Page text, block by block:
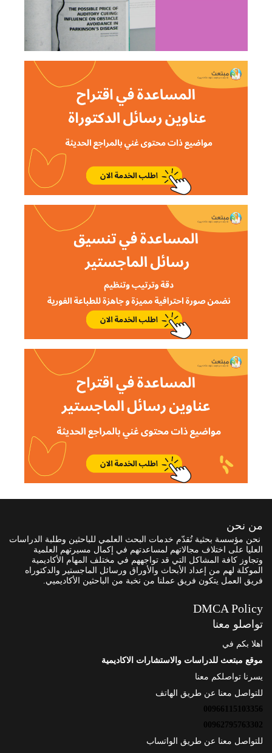
من نحن
نحن مؤسسة بحثية تُقدّم خدمات البحث العلمي للباحثين وطلبة الدراسات
العليا على اختلاف مجالاتهم لمساعدتهم في إكمال مسيرتهم العلمية
وتجاوز كافة المشاكل التي قد تواجههم في مختلف المهام الأكاديمية
الموكلة لهم من إعداد الأبحاث والأوراق ورسائل الماجستير والدكتوراه
فريق العمل يتكون فريق عملنا من نخبة من الباحثين الأكاديميي.
DMCA Policy
تواصلو معنا
اهلا بكم في
موقع مبتعث للدراسات والاستشارات الاكاديمية
يسرنا تواصلكم معنا
للتواصل معنا عن طريق الهاتف
00966115103356
00962795763302
للتواصل معنا عن طريق الواتساب